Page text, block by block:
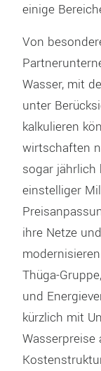
einige
Von
Wasser, mit
unter
kalkulieren
wirtschaften
sogar jährlich
einstelliger
ihre Netze
Thüga-
und
kürzlich mit